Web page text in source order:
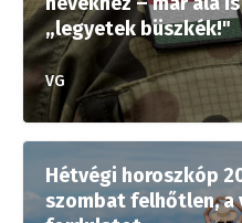
„legyetek büszkék!"
VG
Hétvégi horoszkóp
szombat felhőtlen, a